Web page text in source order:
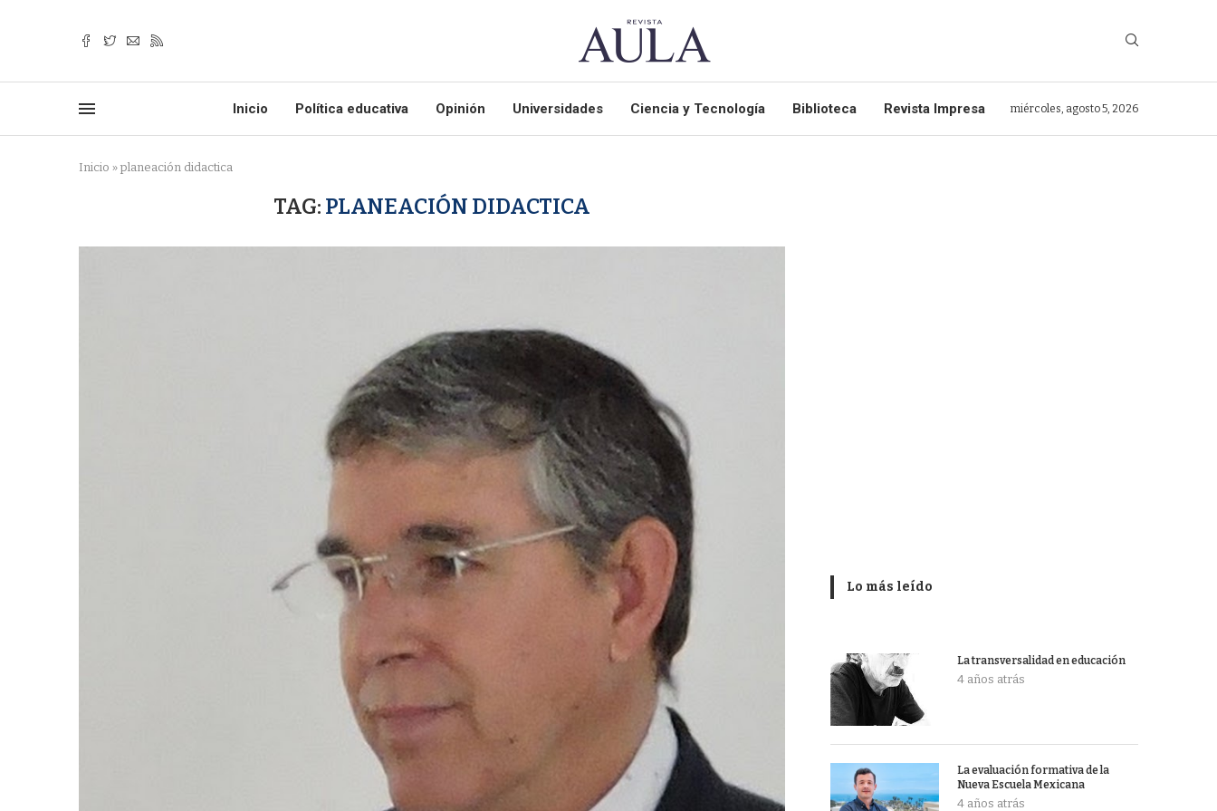
Inicio Política educativa Opinión Universidades Ciencia y Tecnología Biblioteca Revista Impresa miércoles, agosto 5, 2026
Inicio » planeación didactica
TAG: PLANEACIÓN DIDACTICA
Lo más leído
La transversalidad en educación
4 años atrás
La evaluación formativa de la
Nueva Escuela Mexicana
4 años atrás